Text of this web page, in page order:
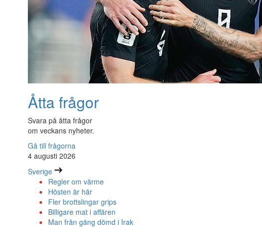
Åtta frågor
Svara på åtta frågor
om veckans nyheter.
Gå till frågorna
4 augusti 2026
Sverige
Regler om värme
Hösten är här
Fler brottslingar grips
Billigare mat i affären
Man från gäng dömd i Irak